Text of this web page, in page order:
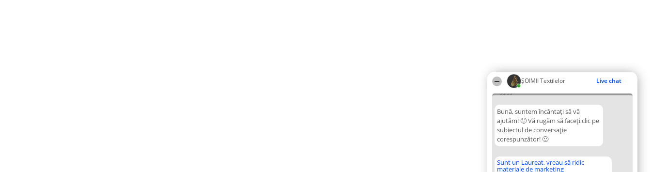
ȘOIMII Textilelor Live chat
06:35
Bună, suntem încântați să vă
ajutăm! 🙂 Vă rugăm să faceți clic pe
subiectul de conversație
corespunzător! 🙂
Sunt un Laureat, vreau să ridic
materiale de marketing